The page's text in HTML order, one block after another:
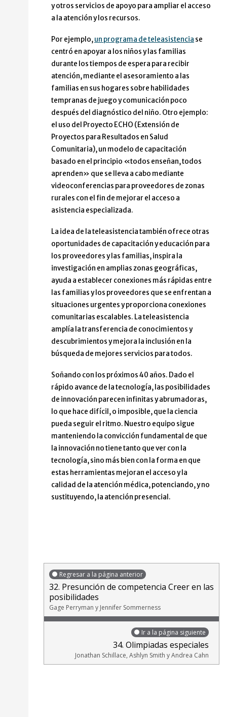
y otros servicios de apoyo para ampliar el acceso
a la atención y los recursos.
Por ejemplo,un programa de teleasistencia se
centró en apoyar a los niños y las familias
durante los tiempos de espera para recibir
atención, mediante el asesoramiento a las
familias en sus hogares sobre habilidades
tempranas de juego y comunicación poco
después del diagnóstico del niño. Otro ejemplo:
el uso del Proyecto ECHO (Extensión de
Proyectos para Resultados en Salud
Comunitaria), un modelo de capacitación
basado en el principio «todos enseñan, todos
aprenden» que se lleva a cabo mediante
videoconferencias para proveedores de zonas
rurales con el fin de mejorar el acceso a
asistencia especializada.
La idea de la teleasistencia también ofrece otras
oportunidades de capacitación y educación para
los proveedores y las familias, inspira la
investigación en amplias zonas geográficas,
ayuda a establecer conexiones más rápidas entre
las familias y los proveedores que se enfrentan a
situaciones urgentes y proporciona conexiones
comunitarias escalables. La teleasistencia
amplía la transferencia de conocimientos y
descubrimientos y mejora la inclusión en la
búsqueda de mejores servicios para todos.
Soñando con los próximos 40 años. Dado el
rápido avance de la tecnología, las posibilidades
de innovación parecen infinitas y abrumadoras,
lo que hace difícil, o imposible, que la ciencia
pueda seguir el ritmo. Nuestro equipo sigue
manteniendo la convicción fundamental de que
la innovación no tiene tanto que ver con la
tecnología, sino más bien con la forma en que
estas herramientas mejoran el acceso y la
calidad de la atención médica, potenciando, y no
sustituyendo, la atención presencial.
Regresar a la página anterior
32. Presunción de competencia Creer en las
posibilidades
Gage Perryman y Jennifer Sommerness
Ir a la página siguiente
34. Olimpiadas especiales
Jonathan Schillace, Ashlyn Smith y Andrea Cahn